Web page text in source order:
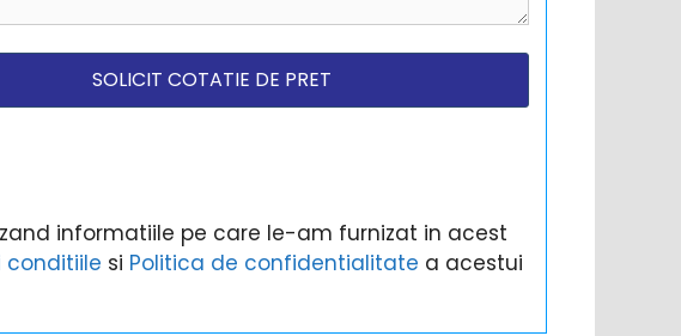
informatiile pe care le-am furnizat in acest
conditiile si Politica de confidentialitate a acestui